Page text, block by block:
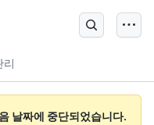
리
날짜에 중단되었습니다.